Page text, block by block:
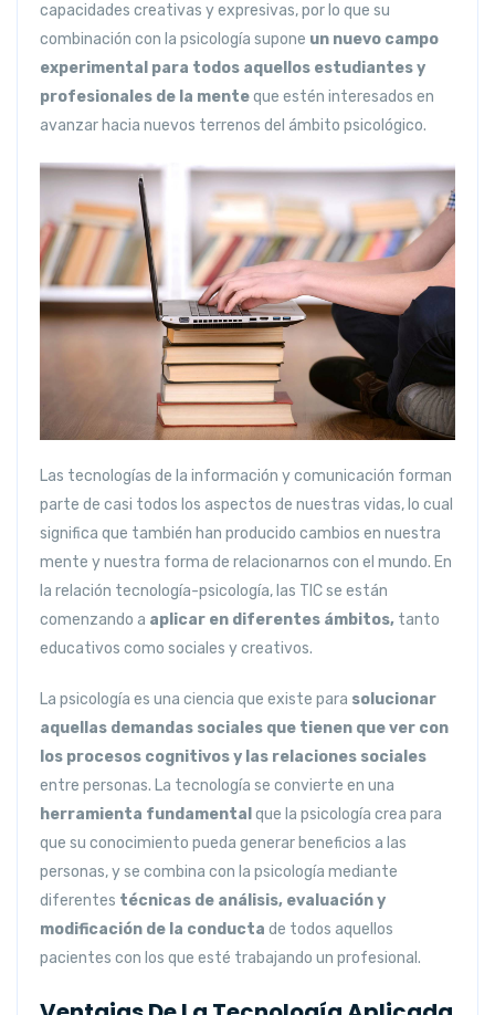
capacidades creativas y expresivas, por lo que su
combinación con la psicología supone un nuevo campo
experimental para todos aquellos estudiantes y
profesionales de la menteque estén interesados en
avanzar hacia nuevos terrenos del ámbito psicológico.
Las tecnologías de la información y comunicación forman
parte de casi todos los aspectos de nuestras vidas, lo cual
significa que también han producido cambios en nuestra
mente y nuestra forma de relacionarnos con el mundo. En
la relación tecnología-psicología, las TIC se están
comenzando a aplicar en diferentes ámbitos, tanto
educativos como sociales y creativos.
La psicología es una ciencia que existe para solucionar
aquellas demandas sociales que tienen que ver con
los procesos cognitivos y las relaciones sociales
entre personas. La tecnología se convierte en una
herramienta fundamental que la psicología crea para
que su conocimiento pueda generar beneficios a las
personas, y se combina con la psicología mediante
diferentes técnicas de análisis, evaluación y
modificación de la conducta de todos aquellos
pacientes con los que esté trabajando un profesional.